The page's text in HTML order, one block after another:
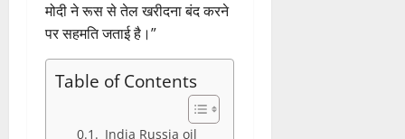
मोदी ने रूस से तेल खरीदना बंद करने
पर सहमति जताई है।”
Table of Contents
India Russia oil